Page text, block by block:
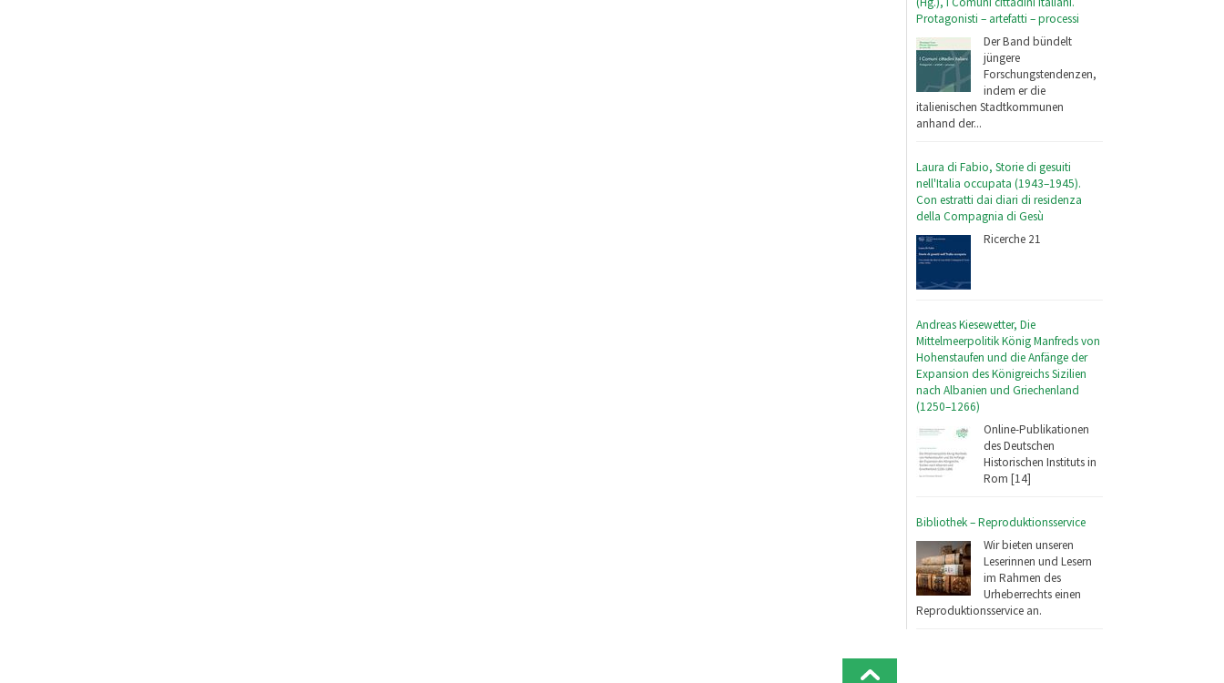
Protagonisti – artefatti – processi
Der Band bündelt
jüngere
Forschungstendenzen,
indem er die
italienischen Stadtkommunen
anhand der...
Laura di Fabio, Storie di gesuiti
nell'Italia occupata (1943–1945).
Con estratti dai diari di residenza
della Compagnia di Gesù
Ricerche 21
Andreas Kiesewetter, Die
Mittelmeerpolitik König Manfreds von
Hohenstaufen und die Anfänge der
Expansion des Königreichs Sizilien
nach Albanien und Griechenland
(1250–1266)
Online-Publikationen
des Deutschen
Historischen Instituts in
Rom [14]
Bibliothek – Reproduktionsservice
Wir bieten unseren
Leserinnen und Lesern
im Rahmen des
Urheberrechts einen
Reproduktionsservice an.